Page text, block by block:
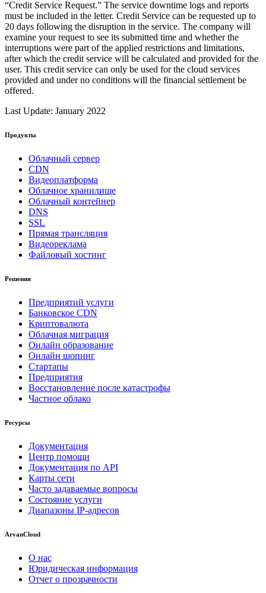
“Credit Service Request.” The service downtime logs and reports
must be included in the letter. Credit Service can be requested up to
20 days following the disruption in the service. The company will
examine your request to see its submitted time and whether the
interruptions were part of the applied restrictions and limitations,
after which the credit service will be calculated and provided for the
user. This credit service can only be used for the cloud services
provided and under no conditions will the financial settlement be
offered.
Last Update: January 2022
Продукты
Облачный сервер
CDN
Видеоплатформа
Облачное хранилище
Облачный контейнер
DNS
SSL
Прямая трансляция
Видеореклама
Файловый хостинг
Решения
Предприятий услуги
Банковское CDN
Криптовалюта
Облачная миграция
Онлайн образование
Онлайн шопинг
Стартапы
Предприятия
Восстановление после катастрофы
Частное облако
Ресурсы
Документация
Центр помощи
Документация по API
Карты сети
Часто задаваемые вопросы
Состояние услуги
Диапазоны IP-адресов
ArvanCloud
О нас
Юридическая информация
Отчет о прозрачности